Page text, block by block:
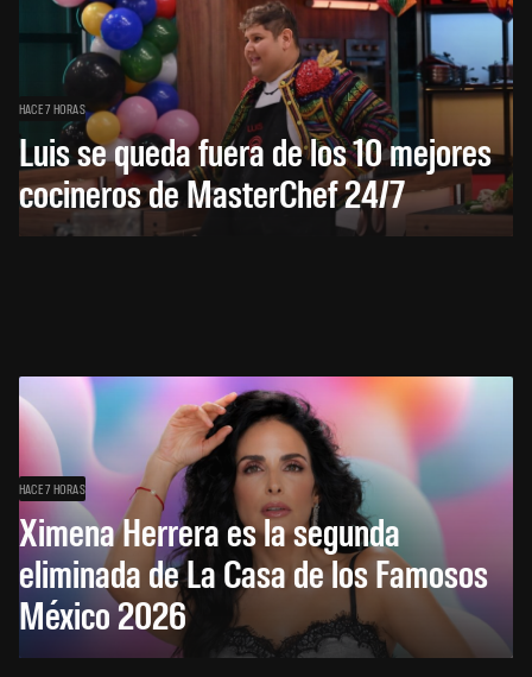
HACE 7 HORAS
Luis se queda fuera de los 10 mejores
cocineros de MasterChef 24/7
HACE 7 HORAS
Ximena Herrera es la segunda
eliminada de La Casa de los Famosos
México 2026